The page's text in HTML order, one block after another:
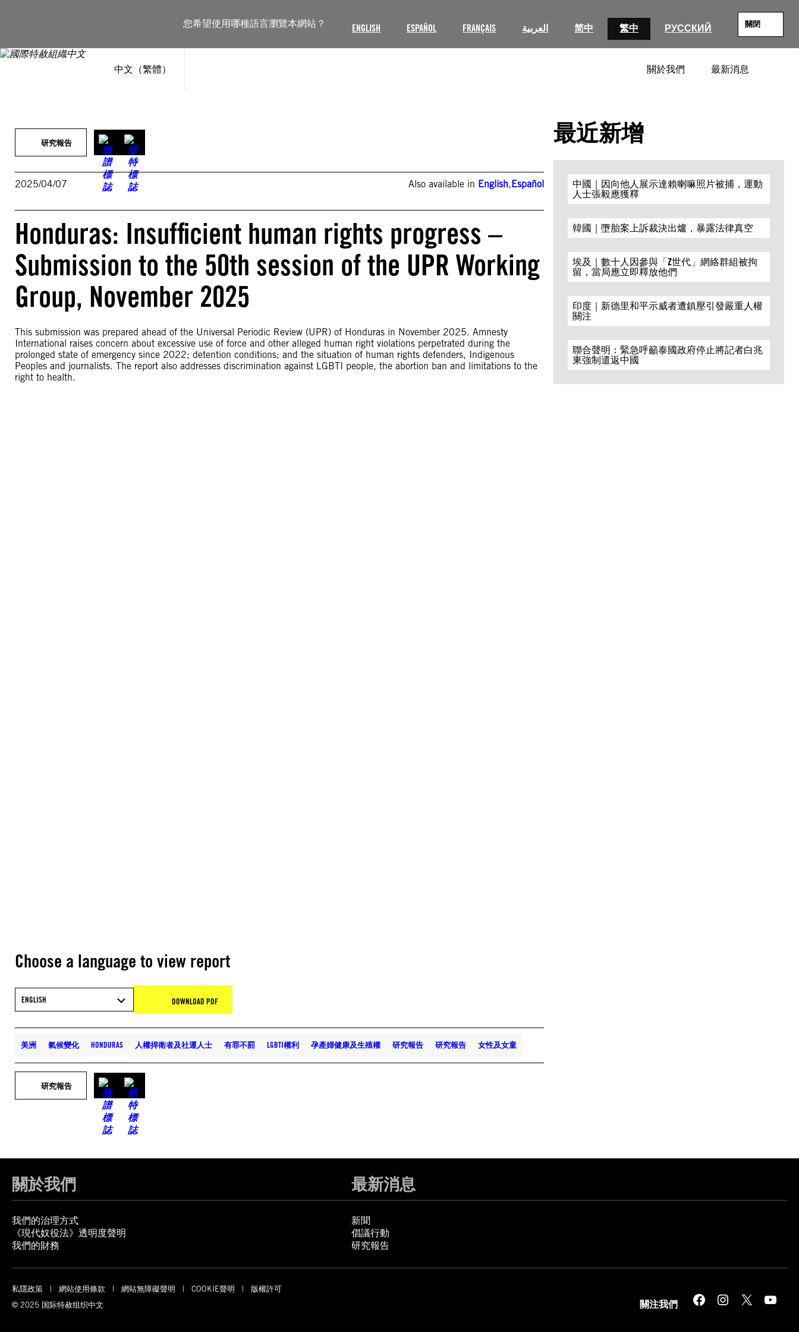
您希望使用哪種語言瀏覽本網站？ ENGLISH ESPAÑOL FRANÇAIS العربية 简中 繁中 РУССКИЙ 關閉
中文（繁體） 關於我們 最新消息
內
研究報告
2025/04/07 Also available in English,Español
Honduras: Insufficient human rights progress –
Submission to the 50th session of the UPR Working
Group, November 2025
This submission was prepared ahead of the Universal Periodic Review (UPR) of Honduras in November 2025. Amnesty
International raises concern about excessive use of force and other alleged human right violations perpetrated during the
prolonged state of emergency since 2022; detention conditions; and the situation of human rights defenders, Indigenous
Peoples and journalists. The report also addresses discrimination against LGBTI people, the abortion ban and limitations to the
right to health.
Choose a language to view report
ENGLISH DOWNLOAD PDF
美洲 氣候變化 HONDURAS 人權捍衛者及社運人士 有罪不罰 LGBTI權利 孕產婦健康及生殖權 研究報告 研究報告 女性及女童
研究報告
最近新增
中國｜因向他人展示達賴喇嘛照片被捕，運動
人士張毅應獲釋
韓國｜墮胎案上訴裁決出爐，暴露法律真空
埃及｜數十人因參與「Z世代」網絡群組被拘
留，當局應立即釋放他們
印度｜新德里和平示威者遭鎮壓引發嚴重人權
關注
聯合聲明：緊急呼籲泰國政府停止將記者白兆
東強制遣返中國
關於我們
我們的治理方式
《現代奴役法》透明度聲明
我們的財務
最新消息
新聞
倡議行動
研究報告
私隱政策 網站使用條款 網站無障礙聲明 COOKIE聲明
版權許可
© 2025 国际特赦组织中文
關注我們 Facebook Instagram X YouTube